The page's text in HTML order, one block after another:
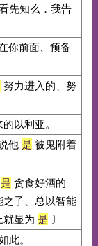
先知么．我告
你前面、预备
努力进入的、努
以利亚。
他 是 被鬼附着
是 贪食好酒的
子、总以智能
就显为 是 〕
此。